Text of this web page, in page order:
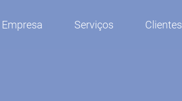
Empresa Serviços Clientes